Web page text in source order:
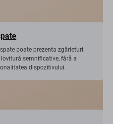
poate prezenta zgârieturi
semnificative, fără a